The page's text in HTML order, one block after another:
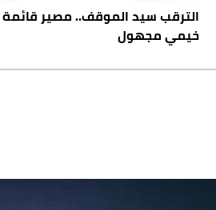
الترقب سيد الموقف.. مصير قائمة
خيمي مجهول